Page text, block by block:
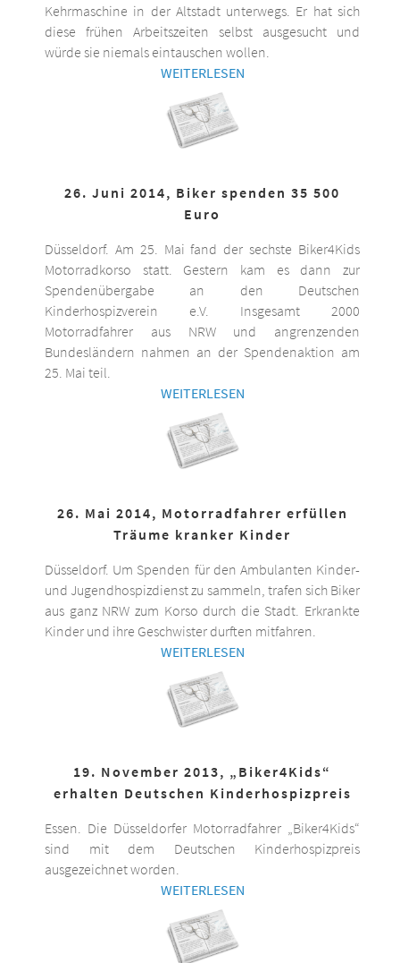
Kehrmaschine in der Altstadt unterwegs. Er hat sich
diese frühen Arbeitszeiten selbst ausgesucht und
würde sie niemals eintauschen wollen.
WEITERLESEN
26. Juni 2014, Biker spenden 35 500
Euro
Düsseldorf. Am 25. Mai fand der sechste Biker4Kids
Motorradkorso statt. Gestern kam es dann zur
Spendenübergabe an den Deutschen
Kinderhospizverein e.V. Insgesamt 2000
Motorradfahrer aus NRW und angrenzenden
Bundesländern nahmen an der Spendenaktion am
25. Mai teil.
WEITERLESEN
26. Mai 2014, Motorradfahrer erfüllen
Träume kranker Kinder
Düsseldorf. Um Spenden für den Ambulanten Kinder-
und Jugendhospizdienst zu sammeln, trafen sich Biker
aus ganz NRW zum Korso durch die Stadt. Erkrankte
Kinder und ihre Geschwister durften mitfahren.
WEITERLESEN
19. November 2013, „Biker4Kids“
erhalten Deutschen Kinderhospizpreis
Essen. Die Düsseldorfer Motorradfahrer „Biker4Kids“
sind mit dem Deutschen Kinderhospizpreis
ausgezeichnet worden.
WEITERLESEN